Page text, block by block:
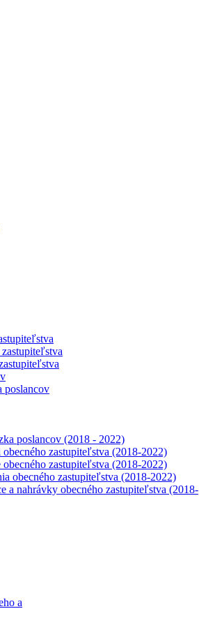
poslancov
poslancov (2018 - 2022)
obecného zastupiteľstva (2018-2022)
zastupiteľstva (2018-2022)
obecného zastupiteľstva (2018-2022)
a nahrávky obecného zastupiteľstva (2018-
a